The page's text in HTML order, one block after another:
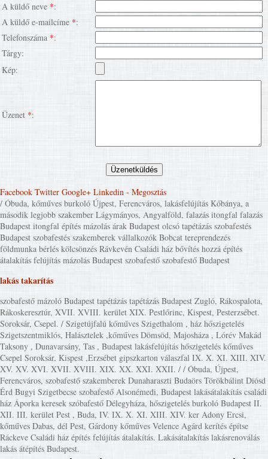
A küldő neve *:
A küldő e-mailcíme *:
Telefonszáma *:
Tárgy:
Kép:
Üzenet *:
Facebook Twitter Google+ Linkedin - Megosztás
/ Óbuda, kőműves burkoló Újpest, Ferencváros, lakásfelújítás Kőbánya, a
második legjobb szakember Lágymányos, Angyalföld, falazás itongfal falazás
Budapest itongfal építés mázolás árak Budapest olcsó tapétázás szobafestés
Budapest szobafestés szakemberek vállalkozók Bobcat tereprendezés
földmunka bérlés kölcsönzés Rávkevén Családi ház bővítés hozzá építés
átalakítás felújítás mázolás Budapest szobafestő szobafestő Budapest
lakás takarítás
szobafestő mázoló Budapest tapétázás tapétázás Budapest Zugló, Rákospalota,
Rákoskeresztúr, XVII. XVIII. kerület XIX. Pestlőrinc, Kispest, Pesterzsébet.
Soroksár, Csepel. / Szigetújfalú kőműves Szigethalom , ház hőszigetelés
Szigetszentmiklós, Halásztelek ,kőműves Dömsöd, Majosháza , Lórév Makád
Taksony , Dunavarsány, Tas , Budapest lakásfelújítás hőszigetelés kőműves
Csepel Soroksár, Kispest ,Erzsébet gipszkarton válaszfal IX. X. XI. XIII. XIV.
XV. XV. XVI. XVII. XVIII. XIX. XX. XXI. XXII. / / Óbuda, Újpest,
Ferencváros, szobafestő szakemberek Dunaharaszti Budaörs Törökbálint Diósd
Érd Bugyi Szigetbecse szobafestő Alsonémedi, Budapest lakásátalakítás családi
ház Áporka keresek szóbafestő Délegyháza, hőszigetelés burkoló Budapest II.
XII. III. kerület Pest , Buda, IV. IX. X. XI. XIII. XIV. ker Adony Ercsi,
kőműves Dabas, dél Pest, Gárdony kőműves Velence Agárd kerítés építse
Ráckeve Családi ház építés felújítás átalakítás. Lakásátalakítás lakásrenoválás
lakás átépítés Budapest.